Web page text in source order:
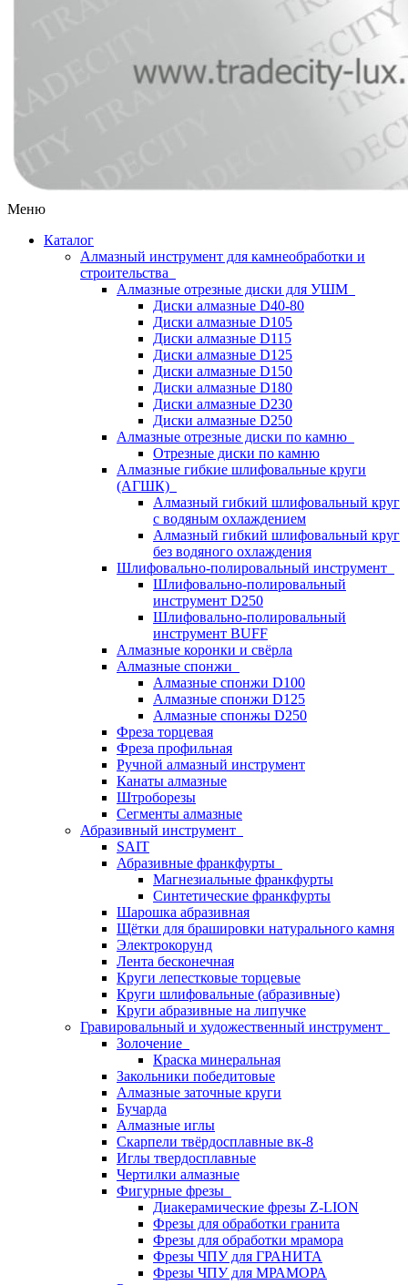
Меню
Каталог
Алмазный инструмент для камнеобработки и
строительства
Алмазные отрезные диски для УШМ
Диски алмазные D40-80
Диски алмазные D105
Диски алмазные D115
Диски алмазные D125
Диски алмазные D150
Диски алмазные D180
Диски алмазные D230
Диски алмазные D250
Алмазные отрезные диски по камню
Отрезные диски по камню
Алмазные гибкие шлифовальные круги
(АГШК)
Алмазный гибкий шлифовальный круг
с водяным охлаждением
Алмазный гибкий шлифовальный круг
без водяного охлаждения
Шлифовально-полировальный инструмент
Шлифовально-полировальный
инструмент D250
Шлифовально-полировальный
инструмент BUFF
Алмазные коронки и свёрла
Алмазные спонжи
Алмазные спонжи D100
Алмазные спонжи D125
Алмазные спонжы D250
Фреза торцевая
Фреза профильная
Ручной алмазный инструмент
Канаты алмазные
Штроборезы
Сегменты алмазные
Абразивный инструмент
SAIT
Абразивные франкфурты
Магнезиальные франкфурты
Синтетические франкфурты
Шарошка абразивная
Щётки для брашировки натурального камня
Электрокорунд
Лента бесконечная
Круги лепестковые торцевые
Круги шлифовальные (абразивные)
Круги абразивные на липучке
Гравировальный и художественный инструмент
Золочение
Краска минеральная
Закольники победитовые
Алмазные заточные круги
Бучарда
Алмазные иглы
Скарпели твёрдосплавные вк-8
Иглы твердосплавные
Чертилки алмазные
Фигурные фрезы
Диакерамические фрезы Z-LION
Фрезы для обработки гранита
Фрезы для обработки мрамора
Фрезы ЧПУ для ГРАНИТА
Фрезы ЧПУ для МРАМОРА